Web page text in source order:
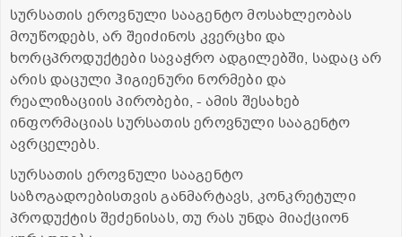
სურსათის ეროვნული სააგენტო მოსახლეობას
მოუწოდებს, არ შეიძინოს კვერცხი და
ხორცპროდუქტები სავაჭრო ადგილებში, სადაც არ
არის დაცული ჰიგიენური ნორმები და
რეალიზაციის პირობები, - ამის შესახებ
ინფორმაციას სურსათის ეროვნული სააგენტო
ავრცელებს.
სურსათის ეროვნული სააგენტო
საზოგადოებისთვის განმარტავს, კონკრეტული
პროდუქტის შეძენისას, თუ რას უნდა მიაქციონ